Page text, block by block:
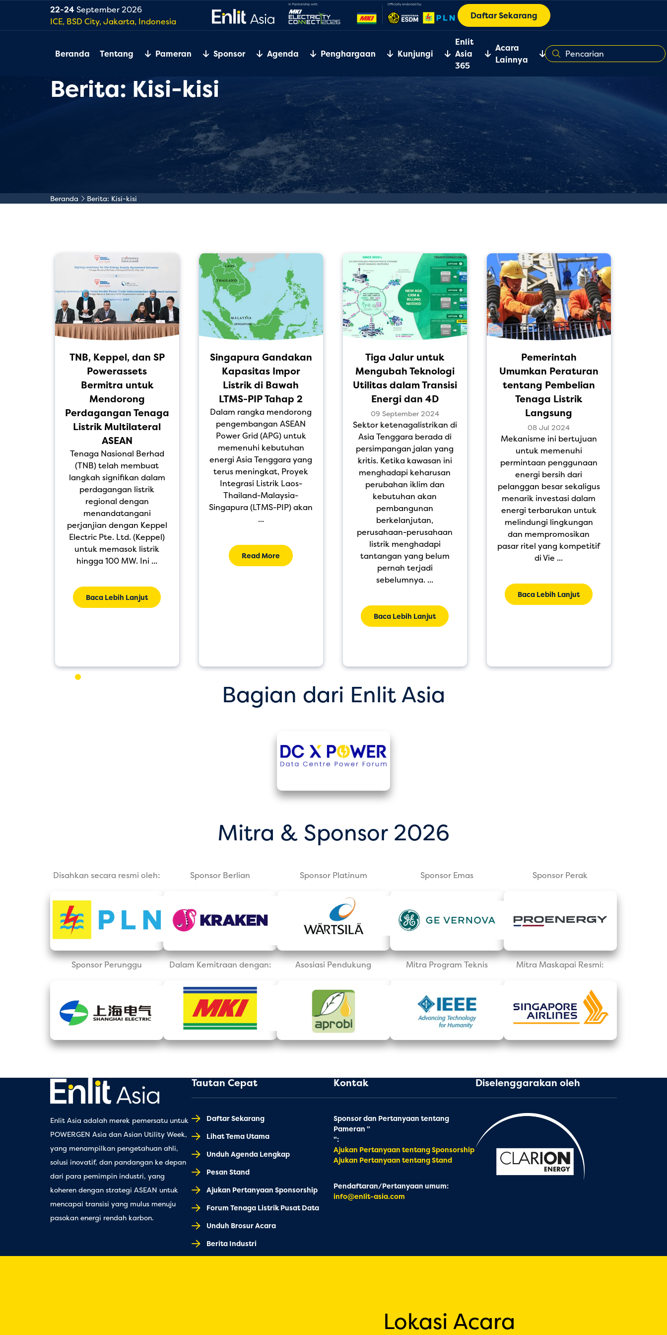
22-24September 2026
ICE, BSD City, Jakarta, Indonesia
Daftar Sekarang
Beranda Tentang Pameran Sponsor Agenda Penghargaan Kunjungi
Enlit
Asia
365
Acara
Lainnya
Berita: Kisi-kisi
Beranda Berita: Kisi-kisi
TNB, Keppel, dan SP
Powerassets
Bermitra untuk
Mendorong
Perdagangan Tenaga
Listrik Multilateral
ASEAN
Tenaga Nasional Berhad
(TNB) telah membuat
langkah signifikan dalam
perdagangan listrik
regional dengan
menandatangani
perjanjian dengan Keppel
Electric Pte. Ltd. (Keppel)
untuk memasok listrik
hingga 100 MW. Ini ...
Baca Lebih Lanjut
Singapura Gandakan
Kapasitas Impor
Listrik di Bawah
LTMS-PIP Tahap 2
Dalam rangka mendorong
pengembangan ASEAN
Power Grid (APG) untuk
memenuhi kebutuhan
energi Asia Tenggara yang
terus meningkat, Proyek
Integrasi Listrik Laos-
Thailand-Malaysia-
Singapura (LTMS-PIP) akan
...
Read More
Tiga Jalur untuk
Mengubah Teknologi
Utilitas dalam Transisi
Energi dan 4D
09 September 2024
Sektor ketenagalistrikan di
Asia Tenggara berada di
persimpangan jalan yang
kritis. Ketika kawasan ini
menghadapi keharusan
perubahan iklim dan
kebutuhan akan
pembangunan
berkelanjutan,
perusahaan-perusahaan
listrik menghadapi
tantangan yang belum
pernah terjadi
sebelumnya. ...
Baca Lebih Lanjut
Pemerintah
Umumkan Peraturan
tentang Pembelian
Tenaga Listrik
Langsung
08 Jul 2024
Mekanisme ini bertujuan
untuk memenuhi
permintaan penggunaan
energi bersih dari
pelanggan besar sekaligus
menarik investasi dalam
energi terbarukan untuk
melindungi lingkungan
dan mempromosikan
pasar ritel yang kompetitif
di Vie ...
Baca Lebih Lanjut
Bagian dari Enlit Asia
Mitra & Sponsor 2026
Disahkan secara resmi oleh: Sponsor Berlian Sponsor Platinum Sponsor Emas Sponsor Perak
Sponsor Perunggu Dalam Kemitraan dengan: Asosiasi Pendukung Mitra Program Teknis Mitra Maskapai Resmi:
Enlit Asia adalah merek pemersatu untuk
POWERGEN Asia dan Asian Utility Week,
yang menampilkan pengetahuan ahli,
solusi inovatif, dan pandangan ke depan
dari para pemimpin industri, yang
koheren dengan strategi ASEAN untuk
mencapai transisi yang mulus menuju
pasokan energi rendah karbon.
Tautan Cepat
Daftar Sekarang
Lihat Tema Utama
Unduh Agenda Lengkap
Pesan Stand
Ajukan Pertanyaan Sponsorship
Forum Tenaga Listrik Pusat Data
Unduh Brosur Acara
Berita Industri
Kontak
Sponsor dan Pertanyaan tentang
Pameran "
":
Ajukan Pertanyaan tentang Sponsorship
Ajukan Pertanyaan tentang Stand
Pendaftaran/Pertanyaan umum:
info@enlit-asia.com
Diselenggarakan oleh
Lokasi Acara